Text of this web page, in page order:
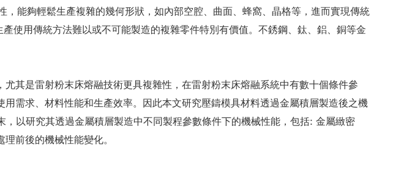
能夠輕鬆生產複雜的幾何形狀，如內部空腔、曲面、蜂窩、晶格等，進而實現傳統
使用傳統方法難以或不可能製造的複雜零件特別有價值。不銹鋼、鈦、鋁、銅等金
其是雷射粉末床熔融技術更具複雜性，在雷射粉末床熔融系統中有數十個條件參
需求、材料性能和生產效率。因此本文研究壓鑄模具材料透過金屬積層製造後之機
以研究其透過金屬積層製造中不同製程參數條件下的機械性能，包括: 金屬緻密
前後的機械性能變化。